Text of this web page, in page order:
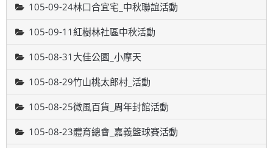
105-09-24林口合宜宅_中秋聯誼活動
105-09-11紅樹林社區中秋活動
105-08-31大佳公園_小摩天
105-08-29竹山桃太郎村_活動
105-08-25微風百貨_周年封館活動
105-08-23體育總會_嘉義籃球賽活動